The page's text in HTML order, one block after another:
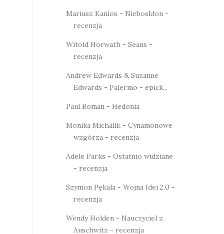
Mariusz Kanios - Nieboskłon -
recenzja
Witold Horwath - Seans -
recenzja
Andrew Edwards & Suzanne
Edwards - Palermo - epick...
Paul Roman - Hedonia
Monika Michalik - Cynamonowe
wzgórza - recenzja
Adele Parks - Ostatnio widziane
- recenzja
Szymon Pękala - Wojna Idei 2.0 -
recenzja
Wendy Holden - Nauczyciel z
Auschwitz - recenzja